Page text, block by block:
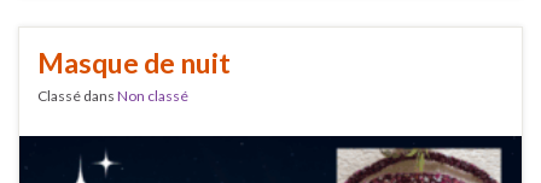
Masque de nuit
Classé dans Non classé